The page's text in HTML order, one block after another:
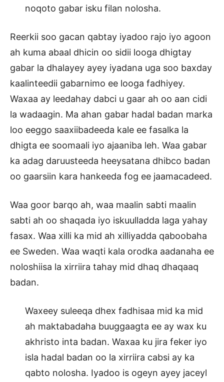
noqoto gabar isku filan nolosha.
Reerkii soo gacan qabtay iyadoo rajo iyo agoon
ah kuma abaal dhicin oo sidii looga dhigtay
gabar la dhalayey ayey iyadana uga soo baxday
kaalinteedii gabarnimo ee looga fadhiyey.
Waxaa ay leedahay dabci u gaar ah oo aan cidi
la wadaagin. Ma ahan gabar hadal badan marka
loo eeggo saaxiibadeeda kale ee fasalka la
dhigta ee soomaali iyo ajaaniba leh. Waa gabar
ka adag daruusteeda heeysatana dhibco badan
oo gaarsiin kara hankeeda fog ee jaamacadeed.
Waa goor barqo ah, waa maalin sabti maalin
sabti ah oo shaqada iyo iskuulladda laga yahay
fasax. Waa xilli ka mid ah xilliyadda qaboobaha
ee Sweden. Waa waqti kala orodka aadanaha ee
noloshiisa la xirriira tahay mid dhaq dhaqaaq
badan.
Waxeey suleeqa dhex fadhisaa mid ka mid
ah maktabadaha buuggaagta ee ay wax ku
akhristo inta badan. Waxaa ku jira feker iyo
isla hadal badan oo la xirriira cabsi ay ka
qabto nolosha. Iyadoo is ogeyn ayey jaceyl